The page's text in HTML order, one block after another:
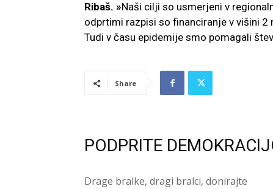
Ribaš. »Naši cilji so usmerjeni v
odprtimi razpisi so financiranje v višini
Tudi v času epidemije smo pomagali
Share
PODPRITE
Drage bralke, dragi bralci, donirajte